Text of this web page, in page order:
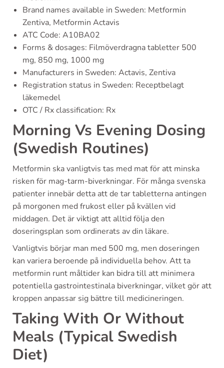
Brand names available in Sweden: Metformin
Zentiva, Metformin Actavis
ATC Code: A10BA02
Forms & dosages: Filmöverdragna tabletter 500
mg, 850 mg, 1000 mg
Manufacturers in Sweden: Actavis, Zentiva
Registration status in Sweden: Receptbelagt
läkemedel
OTC / Rx classification: Rx
Morning Vs Evening Dosing
(Swedish Routines)
Metformin ska vanligtvis tas med mat för att minska
risken för mag-tarm-biverkningar. För många svenska
patienter innebär detta att de tar tabletterna antingen
på morgonen med frukost eller på kvällen vid
middagen. Det är viktigt att alltid följa den
doseringsplan som ordinerats av din läkare.
Vanligtvis börjar man med 500 mg, men doseringen
kan variera beroende på individuella behov. Att ta
metformin runt måltider kan bidra till att minimera
potentiella gastrointestinala biverkningar, vilket gör att
kroppen anpassar sig bättre till medicineringen.
Taking With Or Without
Meals (Typical Swedish
Diet)